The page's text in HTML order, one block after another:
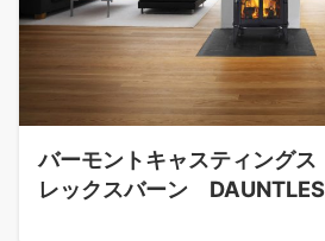
バーモントキャスティング
レックスバーン